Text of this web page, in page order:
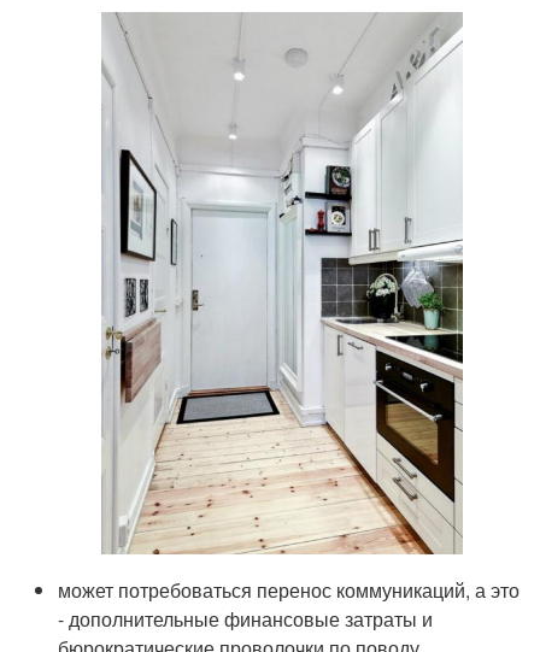
может потребоваться перенос коммуникаций, а это
- дополнительные финансовые затраты и